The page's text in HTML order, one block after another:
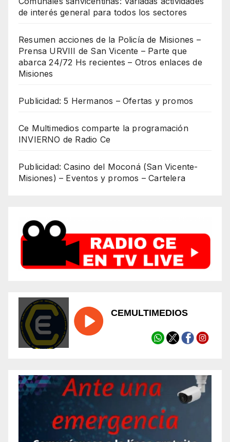
de interés general para todos los sectores
Resumen acciones de la Policía de Misiones –
Prensa URVIII de San Vicente – Parte que
abarca 24/72 Hs recientes – Otros enlaces de
Misiones
Publicidad: 5 Hermanos – Ofertas y promos
Ce Multimedios comparte la programación
INVIERNO de Radio Ce
Publicidad: Casino del Moconá (San Vicente-
Misiones) – Eventos y promos – Cartelera